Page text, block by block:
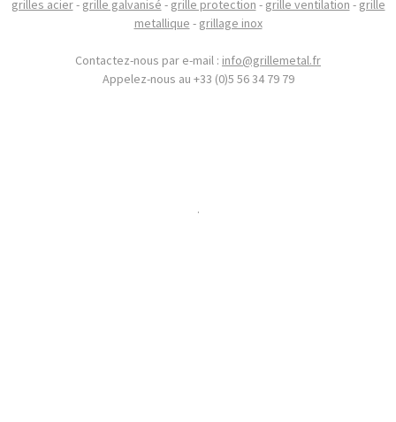
grilles acier- grille galvanisé - grille protection - grille ventilation - grille
metallique - grillage inox
Contactez-nous par e-mail : info@grillemetal.fr
Appelez-nous au +33 (0)5 56 34 79 79
.